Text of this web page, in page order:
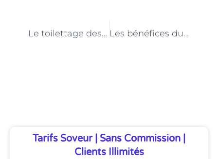
Le toilettage des animaux de ferme : un équilibre entre esthétique et confort Les bénéfices du toilettage régulier pour les animaux de ferme
Tarifs Soveur | Sans Commission |
Clients Illimités